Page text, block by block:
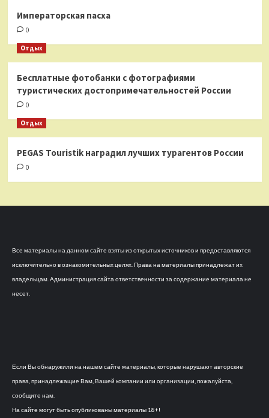
Императорская пасха
0
Отдых
Бесплатные фотобанки с фотографиями
туристических достопримечательностей России
0
Отдых
PEGAS Touristik наградил лучших турагентов России
0
Все материалы на данном сайте взяты из открытых источников и предоставляются
исключительно в ознакомительных целях. Права на материалы принадлежат их
владельцам. Администрация сайта ответственности за содержание материала не
несет.
Если Вы обнаружили на нашем сайте материалы, которые нарушают авторские
права, принадлежащие Вам, Вашей компании или организации, пожалуйста,
сообщите нам.
На сайте могут быть опубликованы материалы 18+!